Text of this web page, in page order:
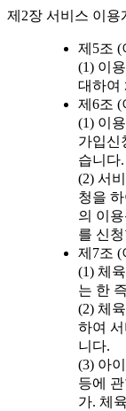
제2장 서비스 이용
제5조 (
(1) 이
대하여
제6조 (
(1) 이
가입신
습니다.
(2) 서
청을
의 이
를 신
제7조 (
(1) 체
는 한
(2) 체
하여
니다.
(3) 아
등에
가. 체